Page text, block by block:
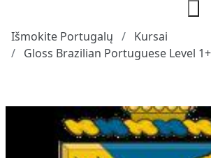
Išmokite Portugalų
Kursai
Gloss Brazilian Portuguese Level 1+